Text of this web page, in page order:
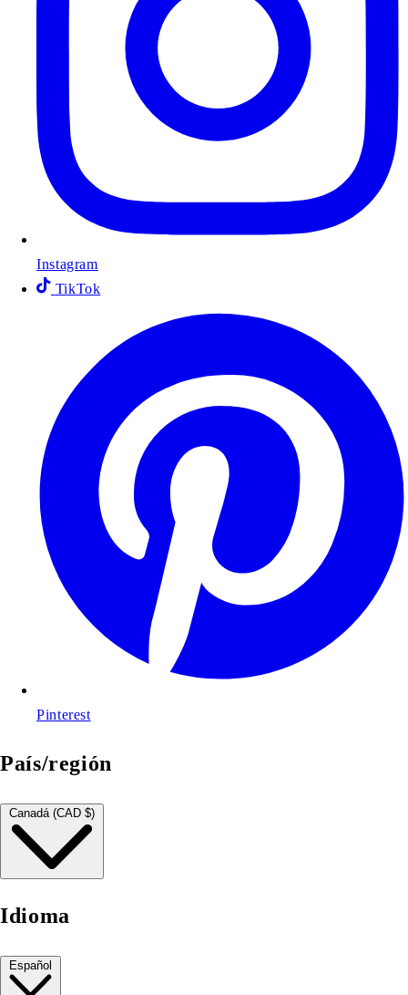
Instagram
TikTok
Pinterest
País/región
Canadá (CAD $)
Idioma
Español